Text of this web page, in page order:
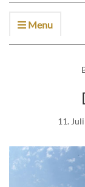
Menu
11.